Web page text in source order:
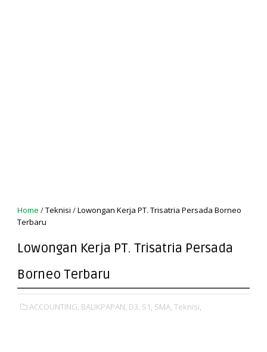
Home /Teknisi /Lowongan Kerja PT. Trisatria Persada Borneo
Terbaru
Lowongan Kerja PT. Trisatria Persada
Borneo Terbaru
ACCOUNTING, BALIKPAPAN, D3, S1, SMA, Teknisi,